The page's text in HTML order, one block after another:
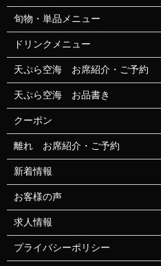
旬物・単品メニュー
ドリンクメニュー
天ぷら空海 お席紹介・ご予約
天ぷら空海 お品書き
クーポン
離れ お席紹介・ご予約
新着情報
お客様の声
求人情報
プライバシーポリシー